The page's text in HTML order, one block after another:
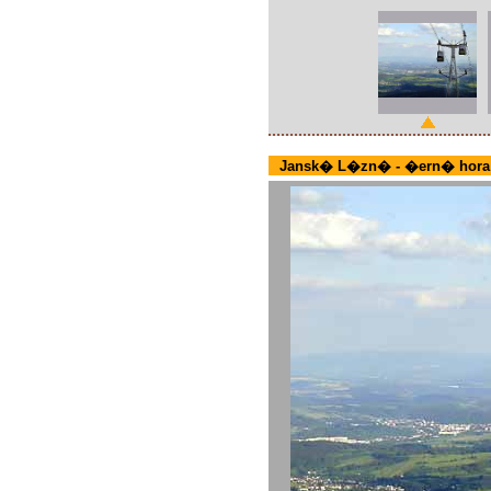
Jansk� L�zn� - �ern� hora